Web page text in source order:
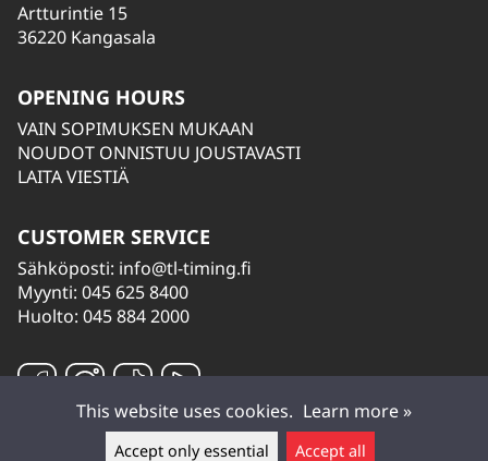
Artturintie 15
36220 Kangasala
OPENING HOURS
VAIN SOPIMUKSEN MUKAAN
NOUDOT ONNISTUU JOUSTAVASTI
LAITA VIESTIÄ
CUSTOMER SERVICE
Sähköposti: info@tl-timing.fi
Myynti: 045 625 8400
Huolto: 045 884 2000
This website uses cookies. Learn more »
Accept only essential Accept all